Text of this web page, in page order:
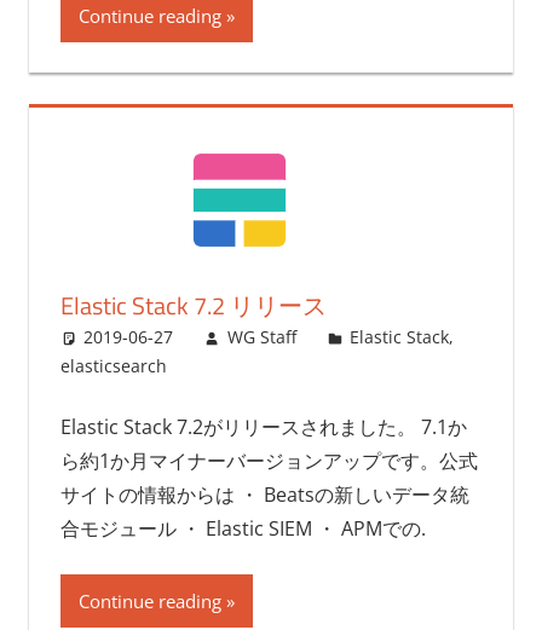
Continue reading
Elastic Stack 7.2 リリース
2019-06-27 WG Staff Elastic Stack,
elasticsearch
Elastic Stack 7.2がリリースされました。 7.1か
ら約1か月マイナーバージョンアップです。公式
サイトの情報からは ・ Beatsの新しいデータ統
合モジュール ・ Elastic SIEM ・ APMでの.
Continue reading